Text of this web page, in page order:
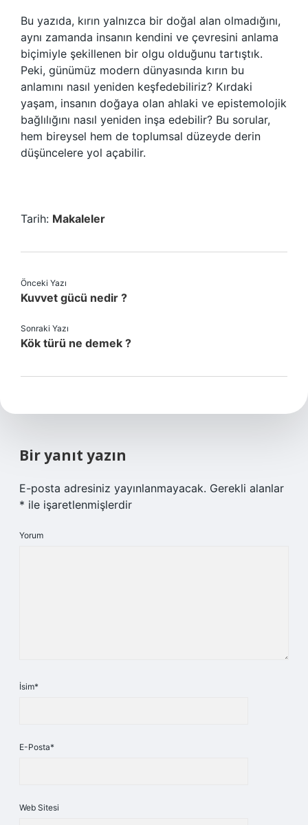
Bu yazıda, kırın yalnızca bir doğal alan olmadığını,
aynı zamanda insanın kendini ve çevresini anlama
biçimiyle şekillenen bir olgu olduğunu tartıştık.
Peki, günümüz modern dünyasında kırın bu
anlamını nasıl yeniden keşfedebiliriz? Kırdaki
yaşam, insanın doğaya olan ahlaki ve epistemolojik
bağlılığını nasıl yeniden inşa edebilir? Bu sorular,
hem bireysel hem de toplumsal düzeyde derin
düşüncelere yol açabilir.
Tarih: Makaleler
Önceki Yazı
Kuvvet gücü nedir ?
Sonraki Yazı
Kök türü ne demek ?
Bir yanıt yazın
E-posta adresiniz yayınlanmayacak. Gerekli alanlar
* ile işaretlenmişlerdir
Yorum
İsim*
E-Posta*
Web Sitesi